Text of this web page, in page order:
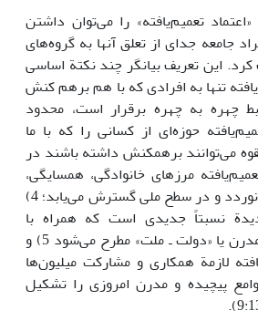
تعمیم‌یافته» را می‌توان داشتن
جامعه جدای از تعلق آنها به گروه‌های
این تعریف بیانگر چند نکتة اساسی
تنها به افرادی که با هم برهم کنش
چهره به چهره برقرار است، محدود
تعمیم‌یافته حوزه‌ای از کسانی را که با ما
می‌توانند برهمکنش داشته باشند در
تعمیم‌یافته مرزهای خانوادگی، همسایگی،
قومی و محلی را در می‌نوردد و در سطح ملی گسترش می‌یابد؛ 4)
نسبتاً جدیدی است که همراه با
شکل‌گیری دولت‌های مدرن یا «دولت ـ ملت» مطرح می‌شود 5) و
لازمة همکاری و مشارکت میلیون‌ها
پیچیده و مدرن امروزی را تشکیل